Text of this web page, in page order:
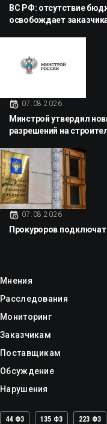
ВС РФ: отсутствие
освобождает
07.08.2026
Минстрой утвердил
разрешений на
07.08.2026
Прокуроров подключат
Мнения
Расследования
Мониторинг
Заказчикам
Поставщикам
Обсуждение
Нарушения
44 ФЗ 135 ФЗ 223 ФЗ